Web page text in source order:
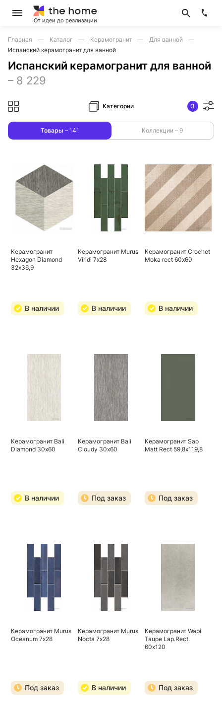
От идеи до реализации
Главная Каталог Керамогранит
Для ванной
Испанский керамогранит для ванной
Испанский керамогранит для ванной
– 8 229
Категории 3
Товары – 141 Коллекции – 9
Керамогранит
Hexagon Diamond
32х36,9
В наличии
Керамогранит Murus
Viridi 7х28
В наличии
Керамогранит Crochet
Moka rect 60х60
В наличии
Керамогранит Bali
Diamond 30х60
В наличии
Керамогранит Bali
Cloudy 30х60
Под заказ
Керамогранит Sap
Matt Rect 59,8х119,8
Под заказ
Керамогранит Murus
Oceanum 7х28
Под заказ
Керамогранит Murus
Nocta 7х28
В наличии
Керамогранит Wabi
Taupe Lap.Rect.
60х120
Под заказ